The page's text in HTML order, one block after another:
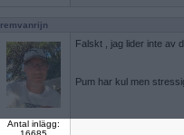
remvanrijn
Antal inlägg:
Falskt , jag lider inte av
Pum har kul men